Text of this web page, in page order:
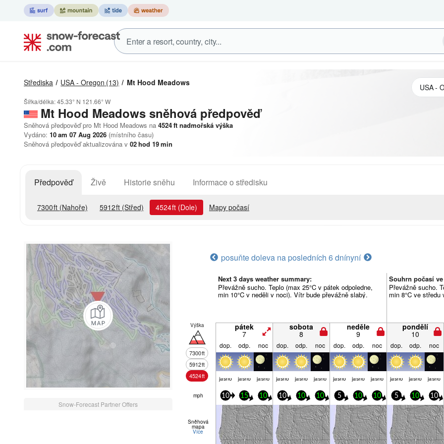
Střediska USA - Oregon (13) Mt Hood Meadows
Šířka/délka:45.33° N 121.66° W
Mt Hood Meadows sněhová předpověď
Sněhová předpověď pro Mt Hood Meadows na 4524ft nadmořská výška
Vydáno: 10 am 07 Aug 2026 (místního času)
Sněhová předpověď aktualizována v 02hod 19min
Předpověď Živě Historie sněhu Informace o středisku
7300ft (Nahoře) 5912ft (Střed) 4524ft (Dole) Mapy počasí
Snow-Forecast Partner Offers
posuňte doleva na posledních 6 dnínyní
Next 3 days weather summary:
Převážně sucho. Teplo (max 25°C v pátek odpoledne,
min 10°C v neděli v noci). Vítr bude převážně slabý.
Souhrn počasí
Převážně sucho.
min 8°C ve
Výška
7300ft
5912ft
4524ft
pátek
7
sobota
8
neděle
9
pondělí
10
dop. odp. noc dop. odp. noc dop. odp. noc dop. odp. noc
jasno jasno jasno jasno jasno jasno jasno jasno jasno jasno jasno jasno
mph 10 15 10 10 10 10 5 10 10 5 10 10
Sněhová
mapa
Více